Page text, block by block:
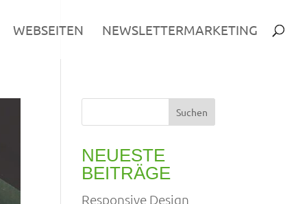
WEBSEITEN NEWSLETTERMARKETING
Suchen
NEUESTE
BEITRÄGE
Responsive Design